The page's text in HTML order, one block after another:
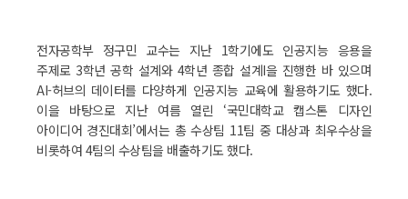
전자공학부 정구민 교수는 지난 1학기에도 인공지능 응용을
주제로 3학년 공학 설계와 4학년 종합 설계I을 진행한 바 있으며
AI-허브의 데이터를 다양하게 인공지능 교육에 활용하기도 했다.
이을 바탕으로 지난 여름 열린 ‘국민대학교 캡스톤 디자인
아이디어 경진대회’에서는 총 수상팀 11팀 중 대상과 최우수상을
비롯하여 4팀의 수상팀을 배출하기도 했다.